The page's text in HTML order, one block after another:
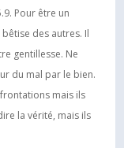
Pour être un
des autres. Il
gentillesse. Ne
du mal par le bien.
mais ils
la vérité, mais ils